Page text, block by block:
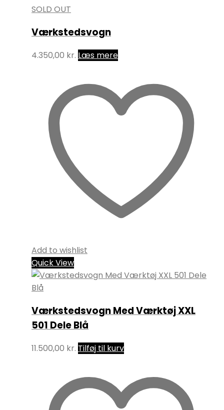
SOLD OUT
Værkstedsvogn
4.350,00 kr. Læs mere
Add to wishlist
Quick View
Værkstedsvogn Med Værktøj XXL
501 Dele Blå
11.500,00 kr. Tilføj til kurv